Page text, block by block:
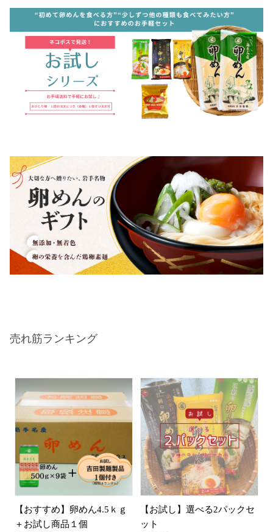
売れ筋ランキング
【おすすめ】卵めん4.5ｋｇ
＋お試し商品１個
【お試し】選べる2パックセ
ット